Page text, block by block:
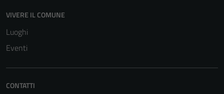
VIVERE IL COMUNE
Luoghi
Eventi
CONTATTI